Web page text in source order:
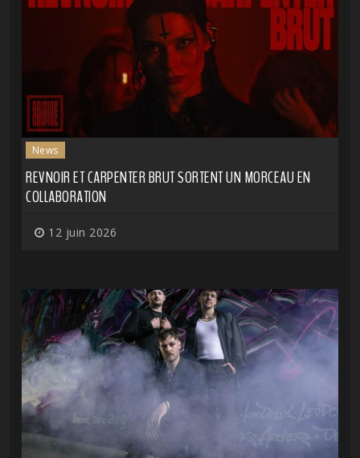
News
REVNOIR ET CARPENTER BRUT SORTENT UN MORCEAU EN
COLLABORATION
12 juin 2026